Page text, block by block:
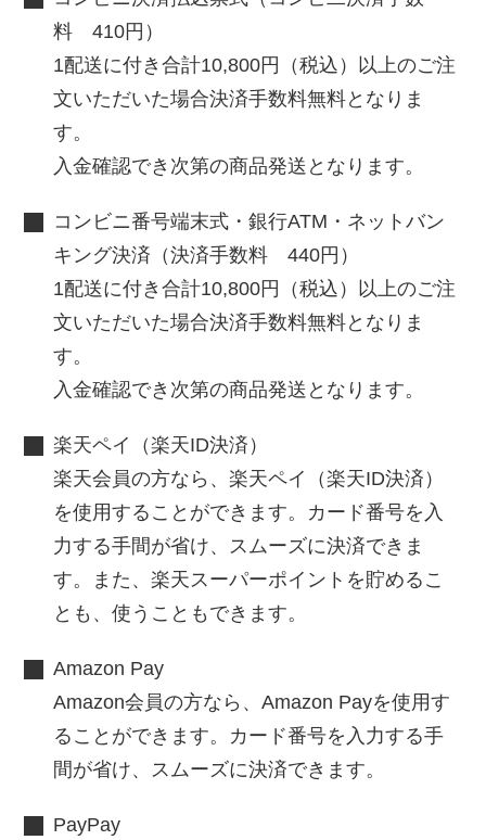
料 410円）
1配送に付き合計10,800円（税込）以上のご注
文いただいた場合決済手数料無料となりま
す。
入金確認でき次第の商品発送となります。
コンビニ番号端末式・銀行ATM・ネットバン
キング決済（決済手数料 440円）
1配送に付き合計10,800円（税込）以上のご注
文いただいた場合決済手数料無料となりま
す。
入金確認でき次第の商品発送となります。
楽天ペイ（楽天ID決済）
楽天会員の方なら、楽天ペイ（楽天ID決済）
を使用することができます。カード番号を入
力する手間が省け、スムーズに決済できま
す。また、楽天スーパーポイントを貯めるこ
とも、使うこともできます。
Amazon Pay
Amazon会員の方なら、Amazon Payを使用す
ることができます。カード番号を入力する手
間が省け、スムーズに決済できます。
PayPay